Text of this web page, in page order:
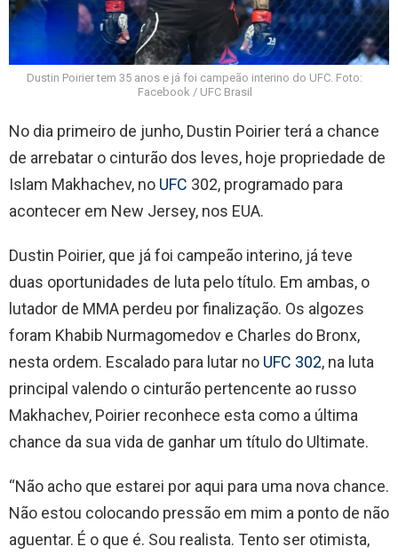
Dustin Poirier tem 35 anos e já foi campeão interino do UFC. Foto:
Facebook / UFC Brasil
No dia primeiro de junho, Dustin Poirier terá a chance
de arrebatar o cinturão dos leves, hoje propriedade de
Islam Makhachev, no UFC 302, programado para
acontecer em New Jersey, nos EUA.
Dustin Poirier, que já foi campeão interino, já teve
duas oportunidades de luta pelo título. Em ambas, o
lutador de MMA perdeu por finalização. Os algozes
foram Khabib Nurmagomedov e Charles do Bronx,
nesta ordem. Escalado para lutar no UFC 302, na luta
principal valendo o cinturão pertencente ao russo
Makhachev, Poirier reconhece esta como a última
chance da sua vida de ganhar um título do Ultimate.
“Não acho que estarei por aqui para uma nova chance.
Não estou colocando pressão em mim a ponto de não
aguentar. É o que é. Sou realista. Tento ser otimista,